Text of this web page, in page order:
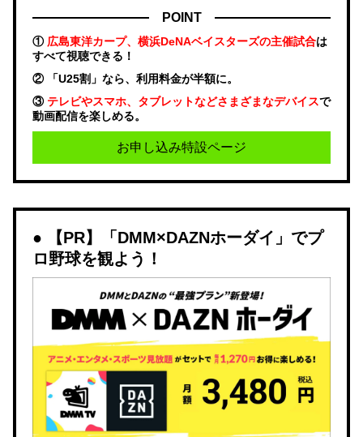
POINT
① 広島東洋カープ、横浜DeNAベイスターズの主催試合は
すべて視聴できる！
② 「U25割」なら、利用料金が半額に。
③ テレビやスマホ、タブレットなどさまざまなデバイスで
動画配信を楽しめる。
お申し込み特設ページ
【PR】「DMM×DAZNホーダイ」でプ
ロ野球を観よう！